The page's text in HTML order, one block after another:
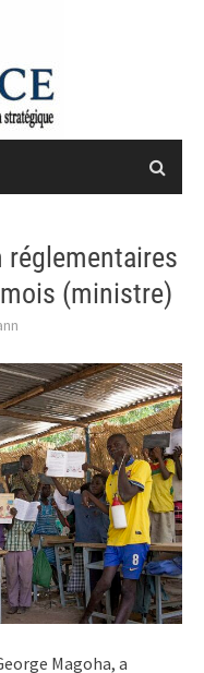
réglementaires
(ministre)
Magoha, a